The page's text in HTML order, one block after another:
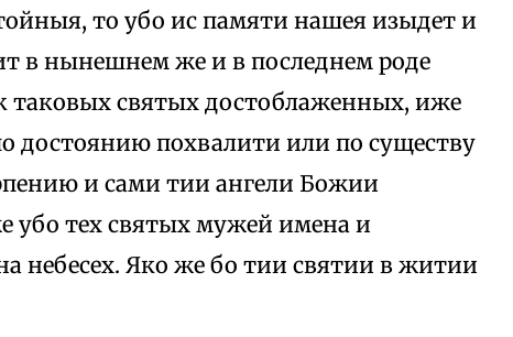
то убо ис памяти нашея изыдет и
в нынешнем же и в последнем роде
таковых святых достоблаженных, иже
достоянию похвалити или по существу
и сами тии ангели Божии
убо тех святых мужей имена и
небесех. Яко же бо тии святии в житии